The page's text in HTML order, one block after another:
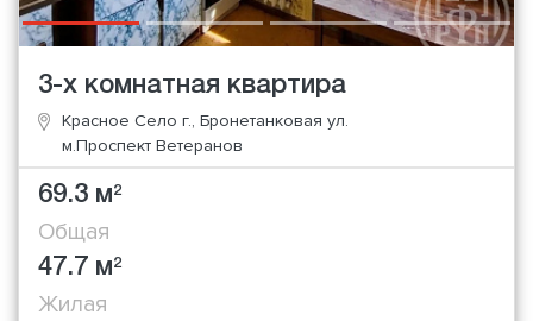
3-х комнатная квартира
Красное Село г., Бронетанковая ул.
м.Проспект Ветеранов
69.3 м2
Общая
47.7 м2
Жилая